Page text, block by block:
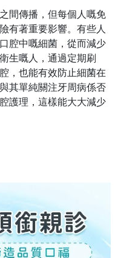
間傳播，但每個人嘅免
有著重要影響。有些人
腔中嘅細菌，從而減少
生嘅人，通過定期刷
，也能有效防止細菌在
其單純關注牙周病係否
護理，這樣能大大減少